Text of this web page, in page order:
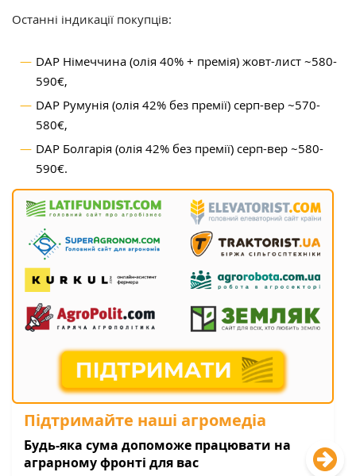
Останні індикації покупців:
DAP Німеччина (олія 40% + премія) жовт-лист ~580-
590€,
DAP Румунія (олія 42% без премії) серп-вер ~570-
580€,
DAP Болгарія (олія 42% без премії) серп-вер ~580-
590€.
Підтримайте наші агромедіа
Будь-яка сума допоможе працювати на
аграрному фронті для вас